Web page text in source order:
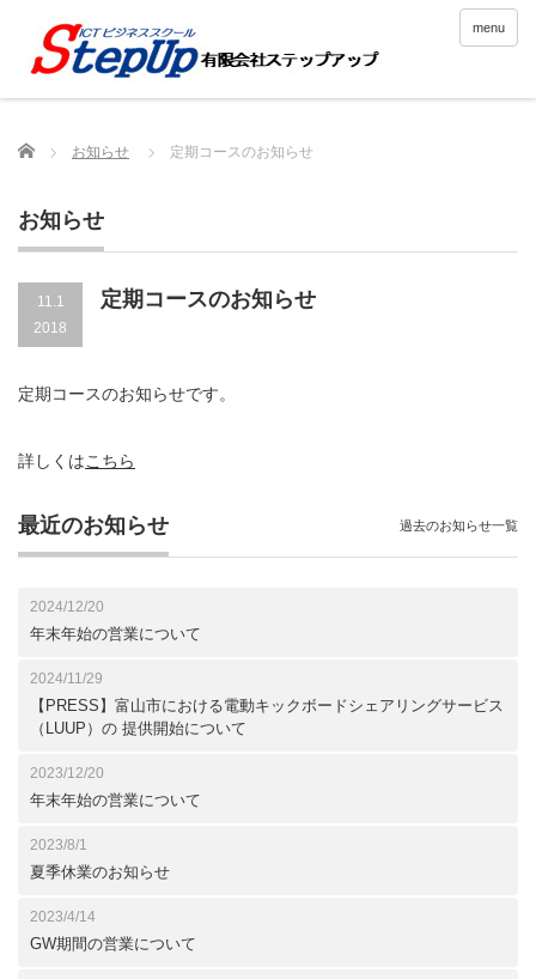
menu
Home お知らせ 定期コースのお知らせ
お知らせ
11.1
2018
定期コースのお知らせ
定期コースのお知らせです。
詳しくはこちら
最近のお知らせ
2024/12/20
年末年始の営業について
2024/11/29
【PRESS】富山市における電動キックボードシェアリングサービス
（LUUP）の 提供開始について
2023/12/20
年末年始の営業について
2023/8/1
夏季休業のお知らせ
2023/4/14
GW期間の営業について
過去のお知らせ一覧